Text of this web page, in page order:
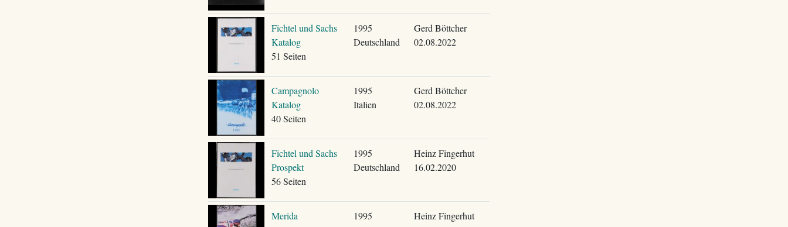
Fichtel und Sachs
Katalog
51 Seiten
1995
Deutschland
Gerd Böttcher
02.08.2022
Campagnolo
Katalog
40 Seiten
1995
Italien
Gerd Böttcher
02.08.2022
Fichtel und Sachs
Prospekt
56 Seiten
1995
Deutschland
Heinz Fingerhut
16.02.2020
Merida
1995
Heinz Fingerhut